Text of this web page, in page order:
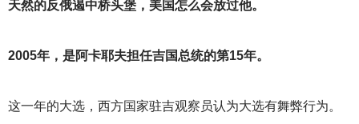
天然的反俄遏中桥头堡，美国怎么会放过他。
2005年，是阿卡耶夫担任吉国总统的第15年。
这一年的大选，西方国家驻吉观察员认为大选有舞弊行为。